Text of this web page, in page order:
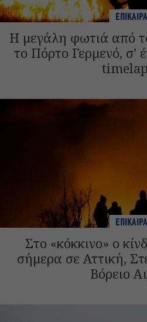
ΕΠΙΚΑΙΡΑ
Η μεγάλη φωτιά από
το Πόρτο Γερμενό, σ’
ΕΠΙΚΑΙΡΑ
Στο «κόκκινο» ο
σήμερα σε Αττική,
Βόρειο